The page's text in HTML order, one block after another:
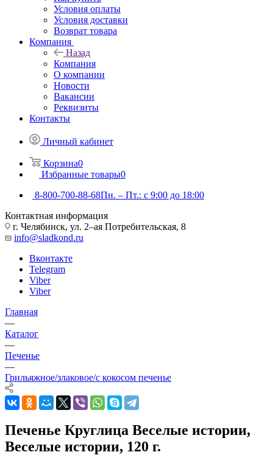
Условия оплаты
Условия доставки
Возврат товара
Компания
Назад
Компания
О компании
Новости
Вакансии
Реквизиты
Контакты
Личный кабинет
Корзина0
Избранные товары0
8-800-700-88-68Пн. – Пт.: с 9:00 до 18:00
Контактная информация
г. Челябинск, ул. 2–ая Потребительская, 8
info@sladkond.ru
Вконтакте
Telegram
Viber
Viber
Главная
—
Каталог
—
Печенье
—
Грильяжное/злаковое/с кокосом печенье
Печенье Круглица Веселые истории,
Веселые истории, 120 г.